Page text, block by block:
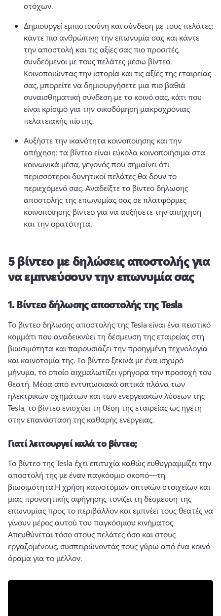
στόχων.
Δημιουργεί εμπιστοσύνη και σύνδεση με τους πελάτες:
κάντε πιο ανθρώπινη την επωνυμία σας και κάντε
την αποστολή και τις αξίες σας πιο προσιτές,
Κοινοποιώντας την ιστορία και τις αξίες της εταιρείας
σας, μπορείτε να δημιουργήσετε μια πιο βαθιά
συναισθηματική σύνδεση με το κοινό σας, κάτι που
είναι κρίσιμο για την οικοδόμηση μακροχρόνιας
πελατειακής πίστης.
Αυξήστε την ικανότητα κοινοποίησης και την
απήχηση: τα βίντεο είναι εύκολα κοινοποιήσιμα στα
κοινωνικά μέσα, γεγονός που σημαίνει ότι
περισσότεροι δυνητικοί πελάτες θα δουν το
περιεχόμενό σας. Αναδείξτε το βίντεο δήλωσης
αποστολής της επωνυμίας σας σε πλατφόρμες
κοινοποίησης βίντεο για να αυξήσετε την απήχηση
και την ορατότητα.
5 βίντεο με δηλώσεις αποστολής για
να εμπνεύσουν την επωνυμία σας
1.Βίντεο δήλωσης αποστολής της Tesla
Το βίντεο δήλωσης αποστολής της Tesla είναι ένα πειστικό
κομμάτι που αναδεικνύει τη δέσμευση της εταιρείας στη
βιωσιμότητα και παρουσιάζει την προηγμένη τεχνολογία
και καινοτομία της. Το βίντεο ξεκινά με ένα ισχυρό
μήνυμα, το οποίο αιχμαλωτίζει γρήγορα την προσοχή του
θεατή. Μέσα από εντυπωσιακά οπτικά πλάνα των
ηλεκτρικών οχημάτων και των ενεργειακών λύσεων της
Tesla, το βίντεο ενισχύει τη θέση της εταιρείας ως ηγέτη
στην επανάσταση της καθαρής ενέργειας.
Γιατί λειτουργεί καλά το βίντεο;
Το βίντεο της Tesla έχει επιτυχία καθώς ευθυγραμμίζει την
αποστολή της με έναν παγκόσμιο σκοπό—τη
βιωσιμότητα.Η χρήση καινοτόμων οπτικών στοιχείων και
μιας προνοητικής αφήγησης τονίζει τη δέσμευση της
επωνυμίας προς το περιβάλλον και εμπνέει τους θεατές να
Απευθύνεται τόσο στους πελάτες όσο και στους
εργαζομένους, συσπειρώνοντάς τους γύρω από ένα κοινό
όραμα για το μέλλον.